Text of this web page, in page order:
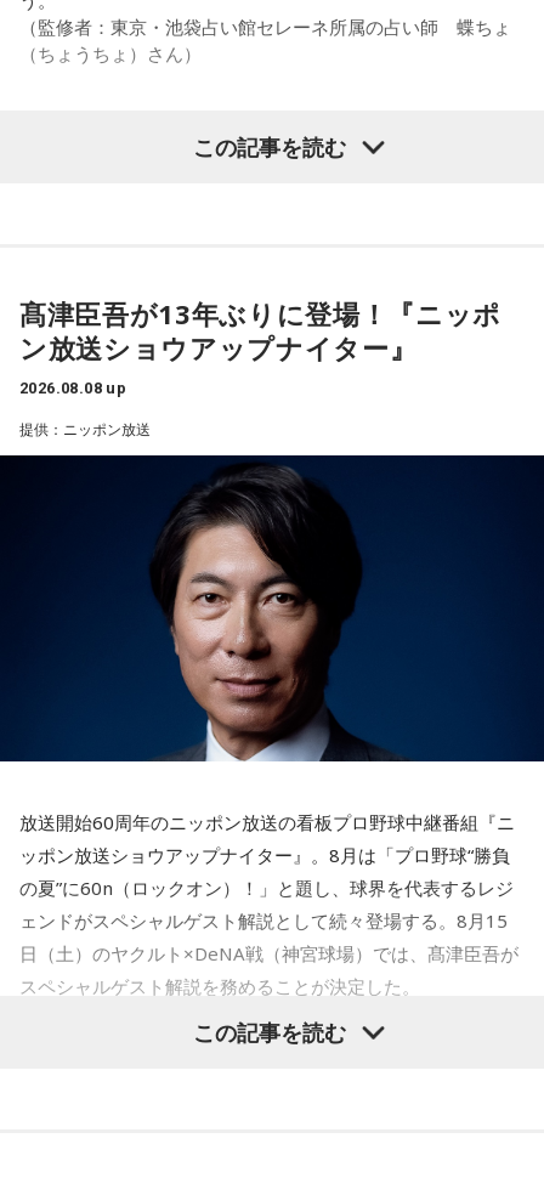
ん。それは養成所でもそういう教えがあるんだろうし、先輩
からも受け継がれるからだと思うんだよね」と他事務所と比
番組Webサイト： https://jfn-pods.com/program/27400
音声コンテンツプラットフォーム「JFN Pods」ではスペシャ
ル音声も配信中！
（監修者：東京・池袋占い館セレーネ所属の占い師 蝶ちょ
（ちょうちょ）さん）
ふと見ると、あなたは無我夢中で、あるものを握りしめてい
ました。
それは何でしたか？次の中から近いものを1つ選んでくださ
1． 鳩のぬいぐるみ
2． パスポートなどの身分証
3． 買ったばかりの乾電池
この心理テストでわかることは、追い詰められた時に出る、
あなたの「究極の裏の顔」です。
とっさに握りしめたものは、あなたが窮地で無意識に守ろう
とする「本当に大切なもの」を暗示しています。冷静ではい
られない極限の場面でこそ、普段は隠れているあなたの本性
鳩のぬいぐるみは「愛情」を暗示しています。あなたは追い
詰められても、自分より大切な誰かを思い浮かべる、利他的
なタイプ。窮地でこそ人にやさしくできる、あたたかい心の
持ち主です。ただ、自分を後回しにしすぎないよう気をつけ
てください。
2．身分証……本性は「したたかな悪魔」
身分証は「あなた自身の存在」を暗示しています。あなたは
窮地に立たされると、何よりまず自分を守り抜く、利己的な
この記事を読む
髙津臣吾が13年ぶりに登場！『ニッポ
ン放送ショウアップナイター』
2026.08.08 up
提供：ニッポン放送
放送開始60周年のニッポン放送の看板プロ野球中継番組『ニ
ッポン放送ショウアップナイター』。8月は「プロ野球“勝負
の夏”に60n（ロックオン）！」と題し、球界を代表するレジ
ェンドがスペシャルゲスト解説として続々登場する。8月15
日（土）のヤクルト×DeNA戦（神宮球場）では、髙津臣吾が
スペシャルゲスト解説を務めることが決定した。
この記事を読む